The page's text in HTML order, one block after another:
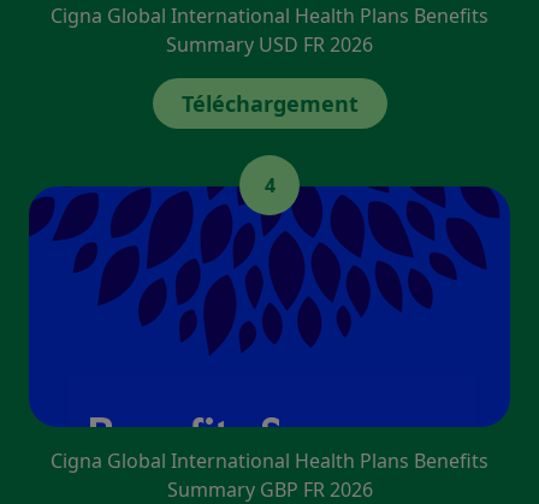
Cigna Global International Health Plans Benefits
Summary USD FR 2026
Téléchargement
4
Cigna Global International Health Plans Benefits
Summary GBP FR 2026